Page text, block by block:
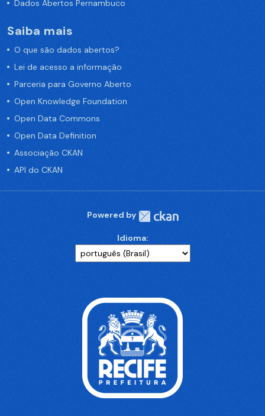
Dados Abertos Pernambuco
Saiba mais
O que são dados abertos?
Lei de acesso a informação
Parceria para Governo Aberto
Open Knowledge Foundation
Open Data Commons
Open Data Definition
Associação CKAN
API do CKAN
Powered by
Idioma